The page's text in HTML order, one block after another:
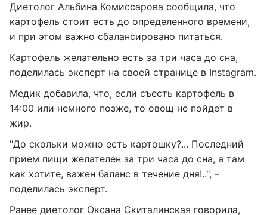
Диетолог Альбина Комиссарова сообщила, что
картофель стоит есть до определенного времени,
и при этом важно сбалансировано питаться.
Картофель желательно есть за три часа до сна,
поделилась эксперт на своей странице в Instagram.
Медик добавила, что, если съесть картофель в
14:00 или немного позже, то овощ не пойдет в
жир.
"До скольки можно есть картошку?... Последний
прием пищи желателен за три часа до сна, а там
как хотите, важен баланс в течение дня!..", –
поделилась эксперт.
Ранее диетолог Оксана Скиталинская говорила,